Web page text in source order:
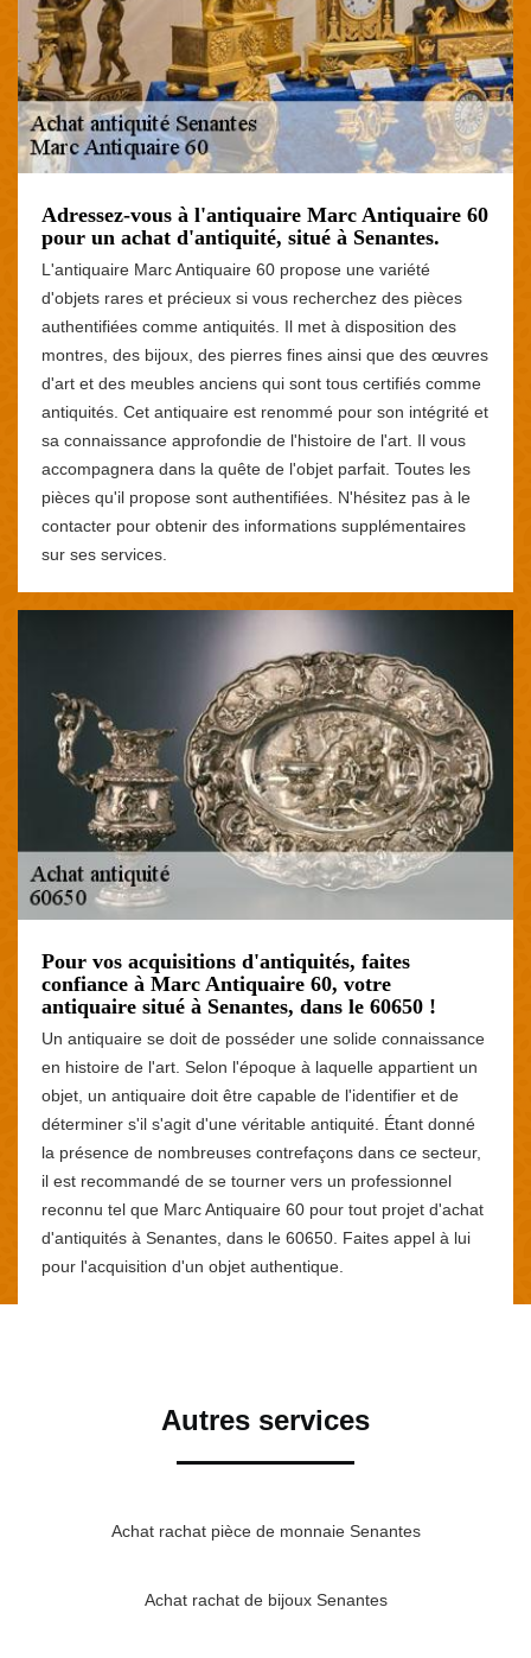
Adressez-vous à l'antiquaire Marc Antiquaire 60
pour un achat d'antiquité, situé à Senantes.
L'antiquaire Marc Antiquaire 60 propose une variété
d'objets rares et précieux si vous recherchez des pièces
authentifiées comme antiquités. Il met à disposition des
montres, des bijoux, des pierres fines ainsi que des œuvres
d'art et des meubles anciens qui sont tous certifiés comme
antiquités. Cet antiquaire est renommé pour son intégrité et
sa connaissance approfondie de l'histoire de l'art. Il vous
accompagnera dans la quête de l'objet parfait. Toutes les
pièces qu'il propose sont authentifiées. N'hésitez pas à le
contacter pour obtenir des informations supplémentaires
sur ses services.
Pour vos acquisitions d'antiquités, faites
confiance à Marc Antiquaire 60, votre
antiquaire situé à Senantes, dans le 60650 !
Un antiquaire se doit de posséder une solide connaissance
en histoire de l'art. Selon l'époque à laquelle appartient un
objet, un antiquaire doit être capable de l'identifier et de
déterminer s'il s'agit d'une véritable antiquité. Étant donné
la présence de nombreuses contrefaçons dans ce secteur,
il est recommandé de se tourner vers un professionnel
reconnu tel que Marc Antiquaire 60 pour tout projet d'achat
d'antiquités à Senantes, dans le 60650. Faites appel à lui
pour l'acquisition d'un objet authentique.
Autres services
Achat rachat pièce de monnaie Senantes
Achat rachat de bijoux Senantes